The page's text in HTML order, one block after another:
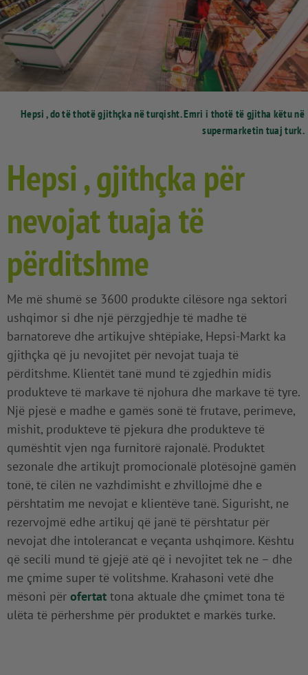
Hepsi , do të thotë gjithçka në turqisht. Emri i thotë të gjitha këtu në
supermarketin tuaj turk.
Hepsi , gjithçka për
nevojat tuaja të
përditshme
Me më shumë se 3600 produkte cilësore nga sektori
ushqimor si dhe një përzgjedhje të madhe të
barnatoreve dhe artikujve shtëpiake, Hepsi-Markt ka
gjithçka që ju nevojitet për nevojat tuaja të
përditshme. Klientët tanë mund të zgjedhin midis
produkteve të markave të njohura dhe markave të tyre.
Një pjesë e madhe e gamës sonë të frutave, perimeve,
mishit, produkteve të pjekura dhe produkteve të
qumështit vjen nga furnitorë rajonalë. Produktet
sezonale dhe artikujt promocionalë plotësojnë gamën
tonë, të cilën ne vazhdimisht e zhvillojmë dhe e
përshtatim me nevojat e klientëve tanë. Sigurisht, ne
rezervojmë edhe artikuj që janë të përshtatur për
nevojat dhe intolerancat e veçanta ushqimore. Kështu
që secili mund të gjejë atë që i nevojitet tek ne – dhe
me çmime super të volitshme. Krahasoni vetë dhe
mësoni për ofertat tona aktuale dhe çmimet tona të
ulëta të përhershme për produktet e markës turke.